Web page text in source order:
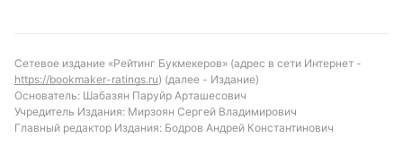
отражает тенденции последних встреч и баланс
между атакой и обороной. Также стоит обратить
внимание на количество жёлтых карточек — их
ожидается не менее трёх, что соответствует
Сетевое издание «Рейтинг Букмекеров» (адрес в сети Интернет -
https://bookmaker-ratings.ru) (далее - Издание)
Основатель: Шабазян Паруйр Арташесович
Учредитель Издания: Мирзоян Сергей Владимирович
Главный редактор Издания: Бодров Андрей Константинович